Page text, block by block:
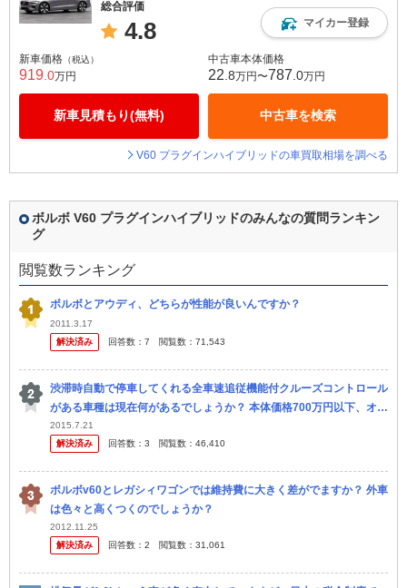
総合評価
4.8 マイカー登録
新車価格 （税込）
919 .0万円
新車見積もり(無料)
中古車本体価格
22 .8万円〜787 .0万円
中古車を検索
V60 プラグインハイブリッドの車買取相場を調べる
ボルボ V60 プラグインハイブリッドのみんなの質問ランキン
グ
閲覧数ランキング
ボルボとアウディ、どちらが性能が良いんですか？
2011.3.17
解決済み
回答数： 7 閲覧数： 71,543
渋滞時自動で停車してくれる全車速追従機能付クルーズコントロール
がある車種は現在何があるでしょうか？ 本体価格700万円以下、オプ
ション設定可でお願いします。 ・アイサイト(Ver.3)搭載のス...
2015.7.21
解決済み
回答数： 3 閲覧数： 46,410
ボルボv60とレガシィワゴンでは維持費に大きく差がでますか？ 外車
は色々と高くつくのでしょうか？
2012.11.25
解決済み
回答数： 2 閲覧数： 31,061